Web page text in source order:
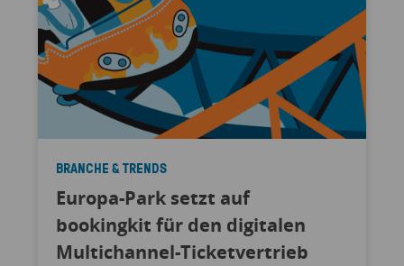
BRANCHE & TRENDS
Europa-Park setzt auf
bookingkit für den digitalen
Multichannel-Ticketvertrieb